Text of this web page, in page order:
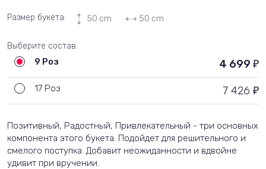
Размер букета: 50 cm 50 cm
Выберите состав:
9 Роз 4 699 ₽
17 Роз 7 426 ₽
Позитивный, Радостный, Привлекательный - три основных
компонента этого букета. Подойдет для решительного и
смелого поступка. Добавит неожиданности и вдвойне
удивит при вручении.